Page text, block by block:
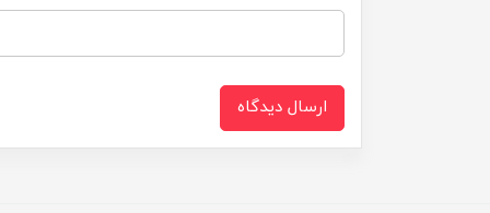
ارسال دیدگاه